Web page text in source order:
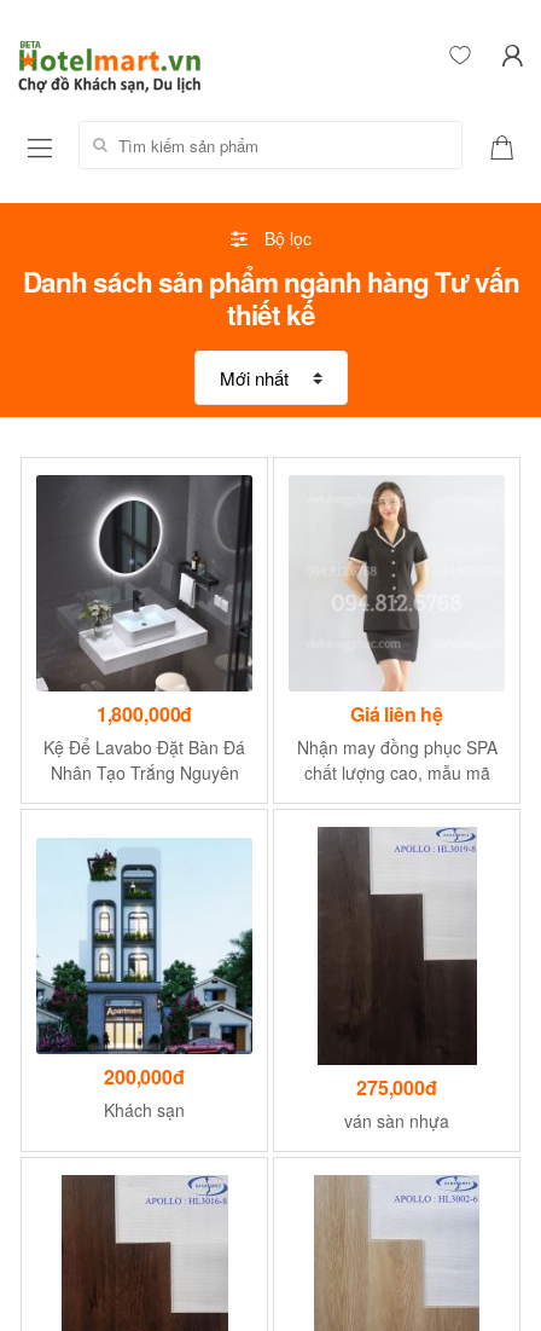
Tìm kiếm sản phẩm:
Bộ lọc
Danh sách sản phẩm ngành hàng Tư vấn
thiết kế
1,800,000đ
Kệ Để Lavabo Đặt Bàn Đá
Nhân Tạo Trắng Nguyên
Khối Navier
Giá liên hệ
Nhận may đồng phục SPA
chất lượng cao, mẫu mã
độc quyền
200,000đ
Khách sạn
275,000đ
ván sàn nhựa